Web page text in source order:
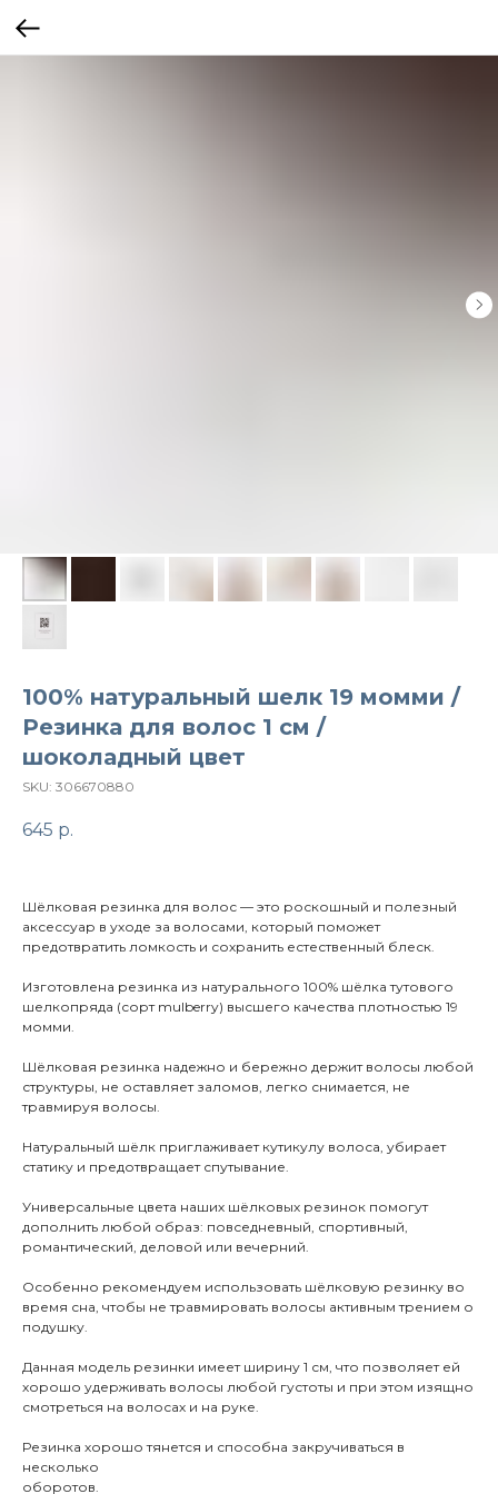
100% натуральный шелк 19 момми /
Резинка для волос 1 см /
шоколадный цвет
SKU: 306670880
645 р.
Шёлковая резинка для волос — это роскошный и полезный
аксессуар в уходе за волосами, который поможет
предотвратить ломкость и сохранить естественный блеск.
Изготовлена резинка из натурального 100% шёлка тутового
шелкопряда (сорт mulberry) высшего качества плотностью 19
момми.
Шёлковая резинка надежно и бережно держит волосы любой
структуры, не оставляет заломов, легко снимается, не
травмируя волосы.
Натуральный шёлк приглаживает кутикулу волоса, убирает
статику и предотвращает спутывание.
Универсальные цвета наших шёлковых резинок помогут
дополнить любой образ: повседневный, спортивный,
романтический, деловой или вечерний.
Особенно рекомендуем использовать шёлковую резинку во
время сна, чтобы не травмировать волосы активным трением о
подушку.
Данная модель резинки имеет ширину 1 см, что позволяет ей
хорошо удерживать волосы любой густоты и при этом изящно
смотреться на волосах и на руке.
Резинка хорошо тянется и способна закручиваться в
несколько
оборотов.